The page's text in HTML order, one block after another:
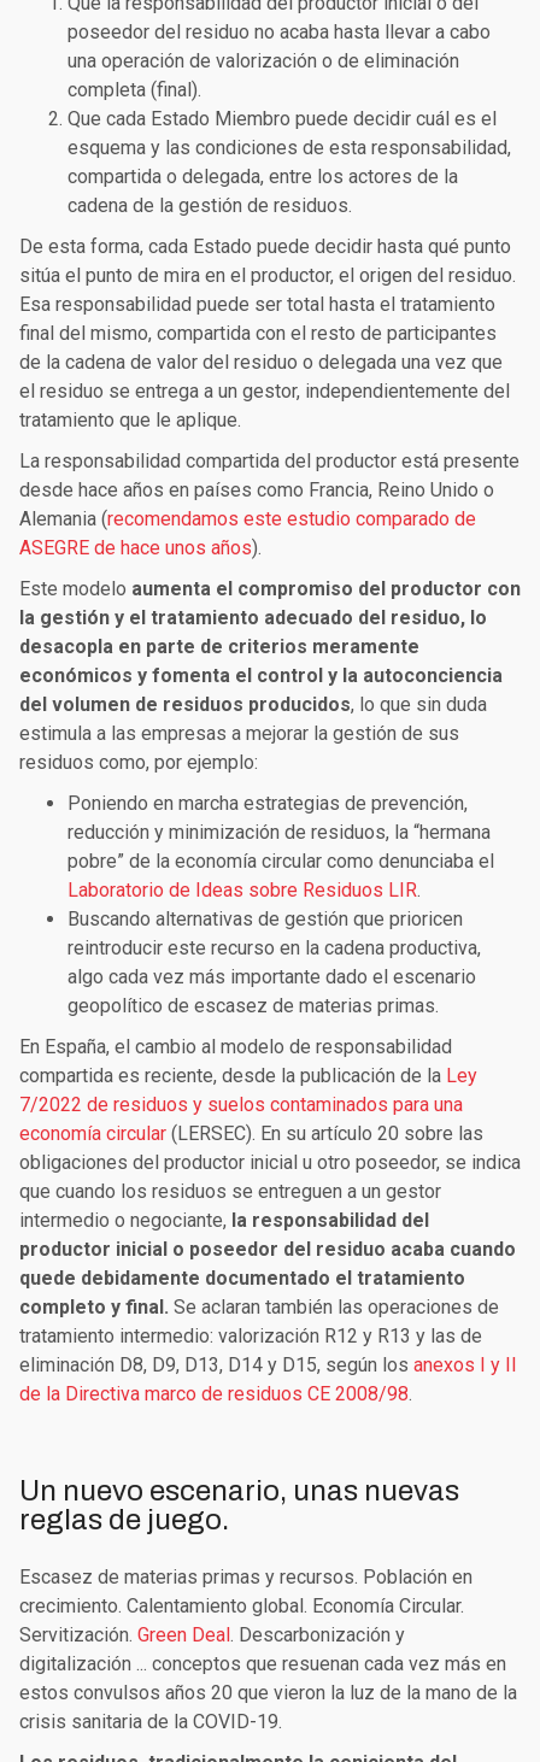
poseedor del residuo no acaba hasta llevar a cabo
una operación de valorización o de eliminación
completa (final).
Que cada Estado Miembro puede decidir cuál es el
esquema y las condiciones de esta responsabilidad,
compartida o delegada, entre los actores de la
cadena de la gestión de residuos.
De esta forma, cada Estado puede decidir hasta qué punto
sitúa el punto de mira en el productor, el origen del residuo.
Esa responsabilidad puede ser total hasta el tratamiento
final del mismo, compartida con el resto de participantes
de la cadena de valor del residuo o delegada una vez que
el residuo se entrega a un gestor, independientemente del
tratamiento que le aplique.
La responsabilidad compartida del productor está presente
desde hace años en países como Francia, Reino Unido o
Alemania (recomendamos este estudio comparado de
ASEGRE de hace unos años).
Este modelo aumenta el compromiso del productor con
la gestión y el tratamiento adecuado del residuo, lo
desacopla en parte de criterios meramente
económicos y fomenta el control y la autoconciencia
del volumen de residuos producidos, lo que sin duda
estimula a las empresas a mejorar la gestión de sus
residuos como, por ejemplo:
Poniendo en marcha estrategias de prevención,
reducción y minimización de residuos, la “hermana
pobre” de la economía circular como denunciaba el
Laboratorio de Ideas sobre Residuos LIR.
Buscando alternativas de gestión que prioricen
reintroducir este recurso en la cadena productiva,
algo cada vez más importante dado el escenario
geopolítico de escasez de materias primas.
En España, el cambio al modelo de responsabilidad
compartida es reciente, desde la publicación de la Ley
7/2022 de residuos y suelos contaminados para una
economía circular (LERSEC). En su artículo 20 sobre las
obligaciones del productor inicial u otro poseedor, se indica
que cuando los residuos se entreguen a un gestor
intermedio o negociante, la responsabilidad del
productor inicial o poseedor del residuo acaba cuando
quede debidamente documentado el tratamiento
completo y final. Se aclaran también las operaciones de
tratamiento intermedio: valorización R12 y R13 y las de
eliminación D8, D9, D13, D14 y D15, según los anexos I y II
de la Directiva marco de residuos CE 2008/98.
Un nuevo escenario, unas nuevas
reglas de juego.
Escasez de materias primas y recursos. Población en
crecimiento. Calentamiento global. Economía Circular.
Servitización. Green Deal. Descarbonización y
digitalización ... conceptos que resuenan cada vez más en
estos convulsos años 20 que vieron la luz de la mano de la
crisis sanitaria de la COVID-19.